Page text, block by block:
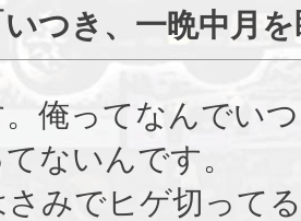
いつき、一晩中月
俺ってなんでい
ないんです。
さみでヒゲ切って